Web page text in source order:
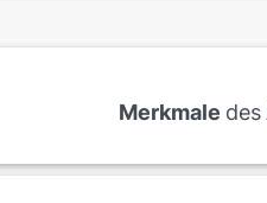
Merkmale des